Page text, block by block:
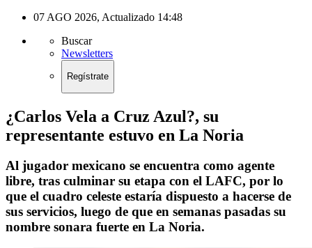
07 AGO 2026, Actualizado 14:48
Buscar
Newsletters
Regístrate
¿Carlos Vela a Cruz Azul?, su
representante estuvo en La Noria
Al jugador mexicano se encuentra como agente
libre, tras culminar su etapa con el LAFC, por lo
que el cuadro celeste estaría dispuesto a hacerse de
sus servicios, luego de que en semanas pasadas su
nombre sonara fuerte en La Noria.